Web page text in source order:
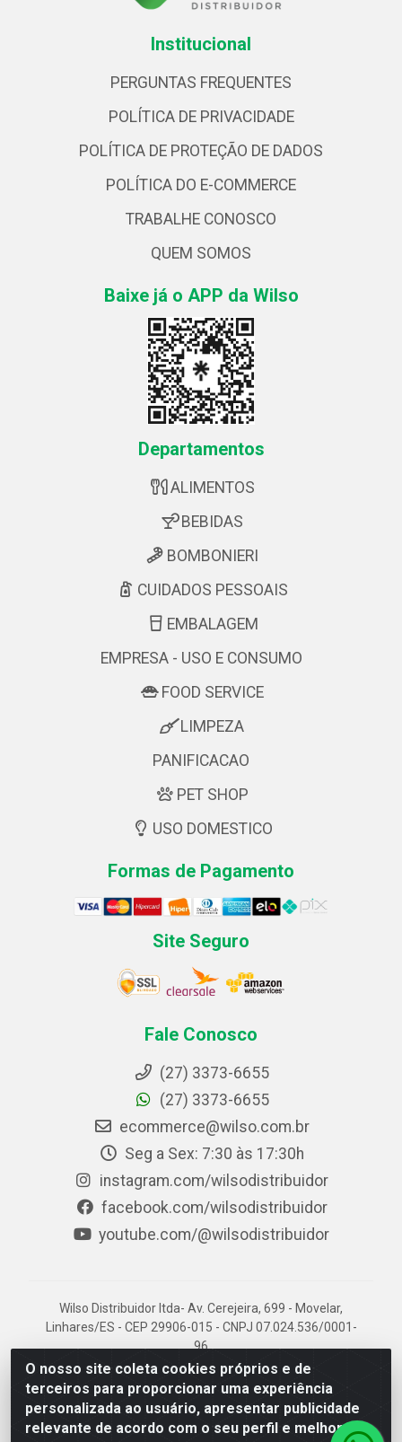
O nosso site coleta cookies próprios e de
terceiros para proporcionar uma experiência
personalizada ao usuário, apresentar publicidade
relevante de acordo com o seu perfil e melhorar a
Institucional
PERGUNTAS FREQUENTES
POLÍTICA DE PRIVACIDADE
POLÍTICA DE PROTEÇÃO DE DADOS
POLÍTICA DO E-COMMERCE
TRABALHE CONOSCO
QUEM SOMOS
Baixe já o APP da Wilso
Departamentos
ALIMENTOS
BEBIDAS
BOMBONIERI
CUIDADOS PESSOAIS
EMBALAGEM
EMPRESA - USO E CONSUMO
FOOD SERVICE
LIMPEZA
PANIFICACAO
PET SHOP
USO DOMESTICO
Formas de Pagamento
Site Seguro
Fale Conosco
(27) 3373-6655
(27) 3373-6655
ecommerce@wilso.com.br
Seg a Sex: 7:30 às 17:30h
instagram.com/wilsodistribuidor
facebook.com/wilsodistribuidor
youtube.com/@wilsodistribuidor
Wilso Distribuidor ltda- Av. Cerejeira, 699 - Movelar,
Linhares/ES - CEP 29906-015 - CNPJ 07.024.536/0001-
96